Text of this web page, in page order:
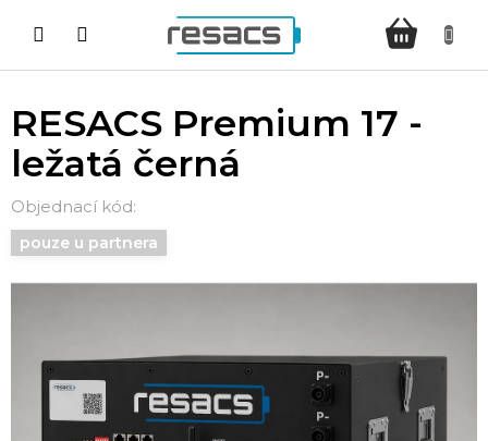
NÁKUPNÍ
KOŠÍK
RESACS Premium 17 -
ležatá černá
pouze u partnera